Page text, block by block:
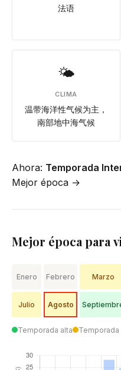
法语
🌤
CLIMA
温带海洋性气候为主，
南部地中海气候
Ahora: Temporada
Mejor época →
Mejor época para
Enero Febrero Marzo
Julio Agosto
Temporada alta Temporada